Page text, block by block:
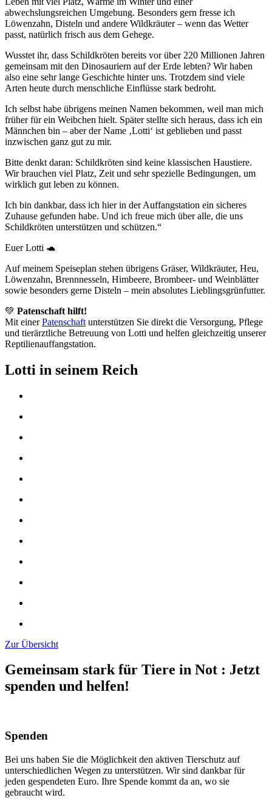
abwechslungsreichen Umgebung. Besonders gern fresse ich
Löwenzahn, Disteln und andere Wildkräuter – wenn das Wetter
passt, natürlich frisch aus dem Gehege.
Wusstet ihr, dass Schildkröten bereits vor über 220 Millionen Jahren
gemeinsam mit den Dinosauriern auf der Erde lebten? Wir haben
also eine sehr lange Geschichte hinter uns. Trotzdem sind viele
Arten heute durch menschliche Einflüsse stark bedroht.
Ich selbst habe übrigens meinen Namen bekommen, weil man mich
früher für ein Weibchen hielt. Später stellte sich heraus, dass ich ein
Männchen bin – aber der Name ‚Lotti‘ ist geblieben und passt
inzwischen ganz gut zu mir.
Bitte denkt daran: Schildkröten sind keine klassischen Haustiere.
Wir brauchen viel Platz, Zeit und sehr spezielle Bedingungen, um
wirklich gut leben zu können.
Ich bin dankbar, dass ich hier in der Auffangstation ein sicheres
Zuhause gefunden habe. Und ich freue mich über alle, die uns
Schildkröten unterstützen und schützen.“
Euer Lotti 🐢
Auf meinem Speiseplan stehen übrigens Gräser, Wildkräuter, Heu,
Löwenzahn, Brennnesseln, Himbeere, Brombeer- und Weinblätter
sowie besonders gerne Disteln – mein absolutes Lieblingsgrünfutter.
💚 Patenschaft hilft!
Mit einerPatenschaft unterstützen Sie direkt die Versorgung, Pflege
und tierärztliche Betreuung von Lotti und helfen gleichzeitig unserer
Reptilienauffangstation.
Lotti in seinem Reich
Zur Übersicht
Gemeinsam stark für Tiere in Not : Jetzt
spenden und helfen!
Spenden
Bei uns haben Sie die Möglichkeit den aktiven Tierschutz auf
unterschiedlichen Wegen zu unterstützen. Wir sind dankbar für
jeden gespendeten Euro. Ihre Spende kommt da an, wo sie
gebraucht wird.